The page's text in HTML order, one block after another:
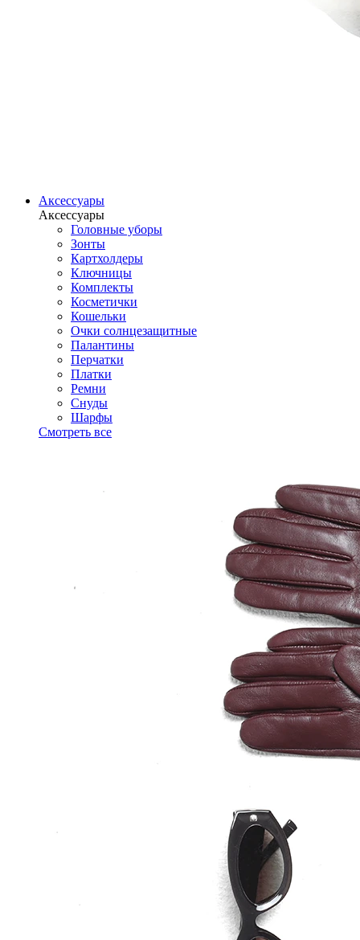
Аксессуары
Аксессуары
Головные уборы
Зонты
Картхолдеры
Ключницы
Комплекты
Косметички
Кошельки
Очки солнцезащитные
Палантины
Перчатки
Платки
Ремни
Снуды
Шарфы
Смотреть все